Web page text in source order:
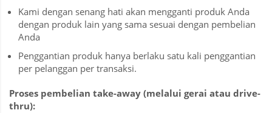
Kami dengan senang hati akan mengganti produk Anda
dengan produk lain yang sama sesuai dengan pembelian
Anda
Penggantian produk hanya berlaku satu kali penggantian
per pelanggan per transaksi.
Proses pembelian take-away (melalui gerai atau drive-
thru):